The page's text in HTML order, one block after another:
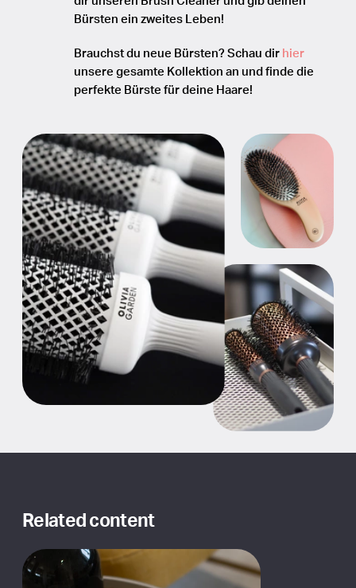
Bürsten ein zweites Leben!
Brauchst du neue Bürsten? Schau dir hier
unsere gesamte Kollektion an und finde die
perfekte Bürste für deine Haare!
Related content